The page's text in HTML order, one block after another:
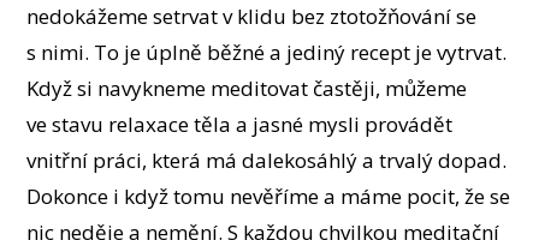
nedokážeme setrvat v klidu bez ztotožňování se
s nimi. To je úplně běžné a jediný recept je vytrvat.
Když si navykneme meditovat častěji, můžeme
ve stavu relaxace těla a jasné mysli provádět
vnitřní práci, která má dalekosáhlý a trvalý dopad.
Dokonce i když tomu nevěříme a máme pocit, že se
nic neděje a nemění. S každou chvilkou meditační